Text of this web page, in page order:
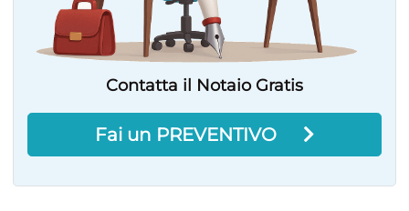
Contatta il Notaio Gratis
Fai un PREVENTIVO